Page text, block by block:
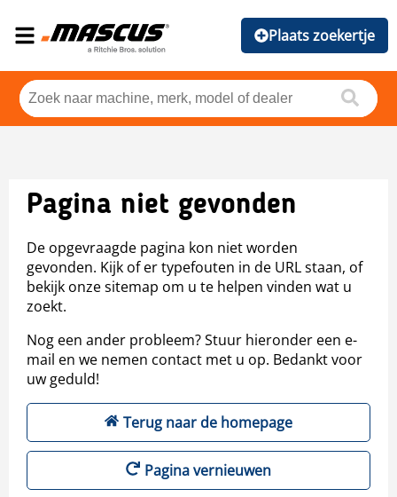
Plaats zoekertje
Pagina niet gevonden
De opgevraagde pagina kon niet worden
gevonden. Kijk of er typefouten in de URL staan, of
bekijk onze sitemap om u te helpen vinden wat u
zoekt.
Nog een ander probleem? Stuur hieronder een e-
mail en we nemen contact met u op. Bedankt voor
uw geduld!
Terug naar de homepage
Pagina vernieuwen